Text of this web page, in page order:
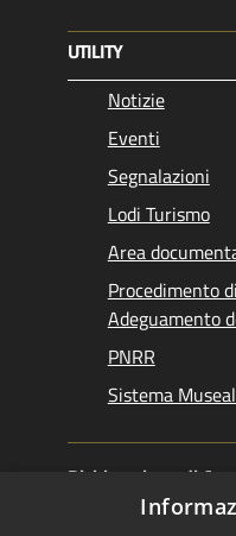
UTILITY
Notizie
Eventi
Segnalazioni
Lodi Turismo
Area
Procedimento
Adeguamento
PNRR
Sistema
Dichiarazione di
Feedback|Obiettivi